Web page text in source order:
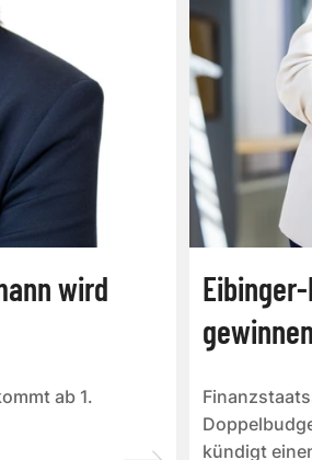
wird
ab 1.
Eibinger-
kündigt